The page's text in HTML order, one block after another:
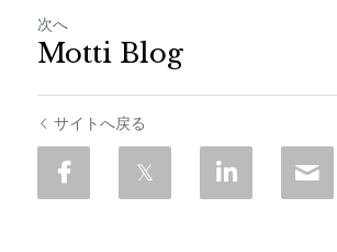
次へ
Motti Blog
サイトへ戻る